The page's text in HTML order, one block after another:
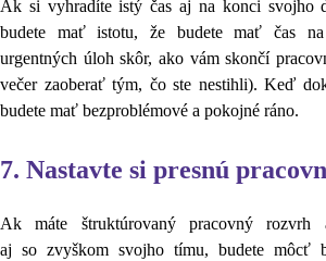
Ak si vyhradíte istý čas aj na konci svojho
budete mať istotu, že budete mať čas na
urgentných úloh skôr, ako vám skončí
večer zaoberať tým, čo ste nestihli). Keď
budete mať bezproblémové a pokojné ráno.
7. Nastavte si presnú
Ak máte štruktúrovaný pracovný
aj so zvyškom svojho tímu, budete môcť